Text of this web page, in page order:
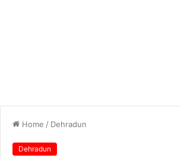
Home / Dehradun
Dehradun